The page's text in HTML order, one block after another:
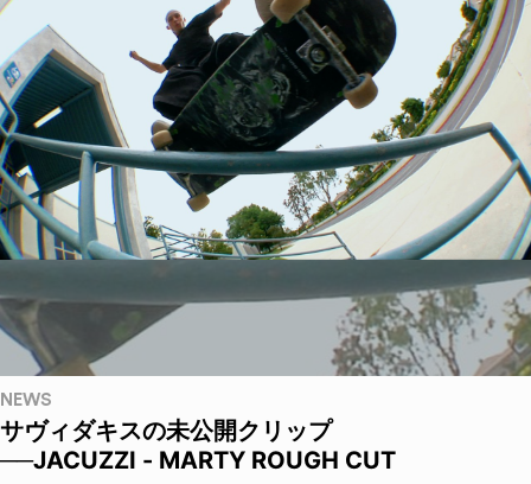
NEWS
サヴィダキスの未公開クリップ
──JACUZZI - MARTY ROUGH CUT